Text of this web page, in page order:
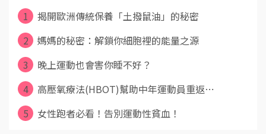
1
揭開歐洲傳統保養「土撥鼠油」的秘密
2
媽媽的秘密：解鎖你細胞裡的能量之源
3
晚上運動也會害你睡不好？
4
高壓氧療法(HBOT)幫助中年運動員重返⋯
5
女性跑者必看！告別運動性貧血！